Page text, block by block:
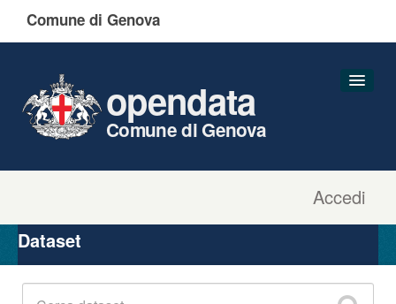
Comune di Genova
Accedi
opendata
Comune di Genova
Organizzazioni
Gruppi
Dataset